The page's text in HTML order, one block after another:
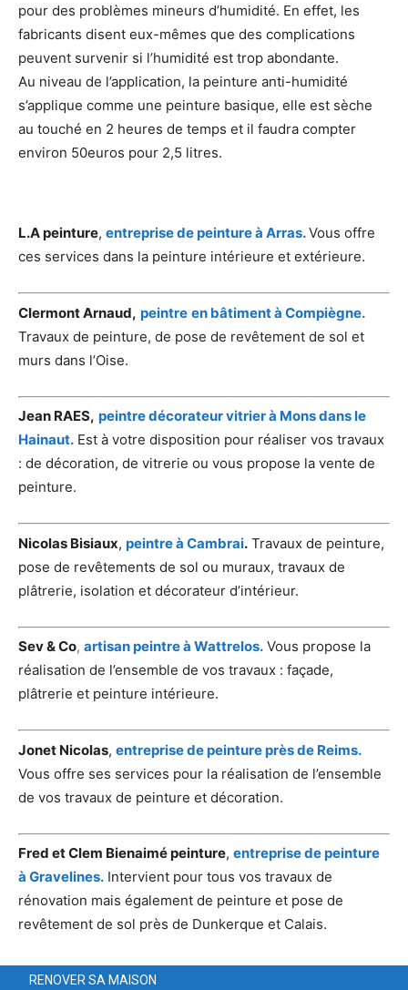
pour des problèmes mineurs d’humidité. En effet, les
fabricants disent eux-mêmes que des complications
peuvent survenir si l’humidité est trop abondante.
Au niveau de l’application, la peinture anti-humidité
s’applique comme une peinture basique, elle est sèche
au touché en 2 heures de temps et il faudra compter
environ 50euros pour 2,5 litres.
L.A peinture, entreprise de peinture à Arras.Vous offre
ces services dans la peinture intérieure et extérieure.
Clermont Arnaud, peintre en bâtiment à Compiègne.
Travaux de peinture, de pose de revêtement de sol et
murs dans l’Oise.
Jean RAES, peintre décorateur vitrier à Mons dans le
Hainaut. Est à votre disposition pour réaliser vos travaux
: de décoration, de vitrerie ou vous propose la vente de
peinture.
Nicolas Bisiaux, peintre à Cambrai. Travaux de peinture,
pose de revêtements de sol ou muraux, travaux de
plâtrerie, isolation et décorateur d’intérieur.
Sev & Co, artisan peintre à Wattrelos. Vous propose la
réalisation de l’ensemble de vos travaux : façade,
plâtrerie et peinture intérieure.
Jonet Nicolas, entreprise de peinture près de Reims.
Vous offre ses services pour la réalisation de l’ensemble
de vos travaux de peinture et décoration.
Fred et Clem Bienaimé peinture, entreprise de peinture
à Gravelines. Intervient pour tous vos travaux de
rénovation mais également de peinture et pose de
revêtement de sol près de Dunkerque et Calais.
RENOVER SA MAISON